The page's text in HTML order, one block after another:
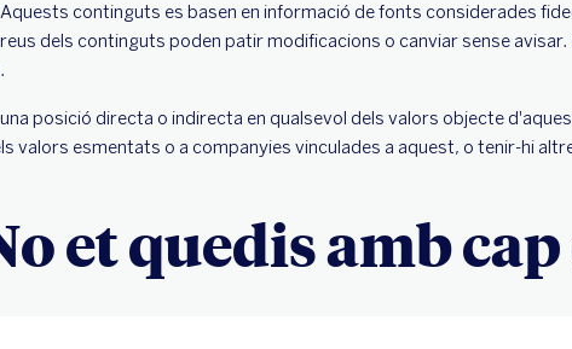
continguts es basen en informació de fonts considerades
dels continguts poden patir modificacions o canviar sense
posició directa o indirecta en qualsevol dels valors objecte
valors esmentats o a companyies vinculades a aquest, o tenir-hi
et quedis amb